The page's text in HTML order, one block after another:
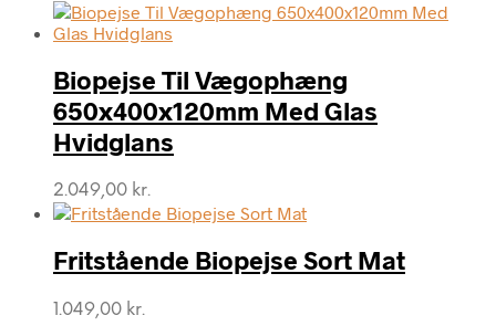
Biopejse Til Vægophæng
650x400x120mm Med Glas
Hvidglans
2.049,00 kr.
Fritstående Biopejse Sort Mat
1.049,00 kr.